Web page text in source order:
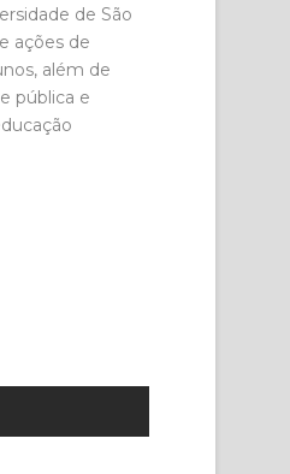
de São
ações de
além de
pública e